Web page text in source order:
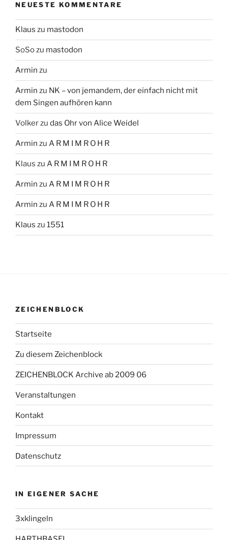
NEUESTE KOMMENTARE
Klaus zu mastodon
SoSozu mastodon
Armin zu
Armin zu NK – von jemandem, der einfach nicht mit
dem Singen aufhören kann
Volkerzu das Ohr von Alice Weidel
Armin zu A R M I M R O H R
Klaus zu A R M I M R O H R
Armin zu A R M I M R O H R
Armin zu A R M I M R O H R
Klaus zu 1551
ZEICHENBLOCK
Startseite
Zu diesem Zeichenblock
ZEICHENBLOCK Archive ab 2009 06
Veranstaltungen
Kontakt
Impressum
Datenschutz
IN EIGENER SACHE
3xklingeln